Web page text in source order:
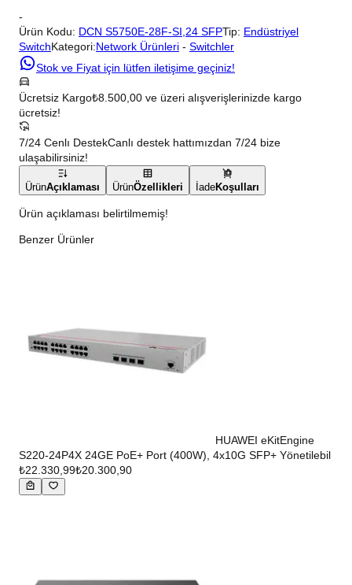
-
Ürün Kodu: DCN S5750E-28F-SI,24 SFPTip: Endüstriyel
SwitchKategori:Network Ürünleri - Switchler
Stok ve Fiyat için lütfen iletişime geçiniz!
Ücretsiz Kargo₺8.500,00 ve üzeri alışverişlerinizde kargo
ücretsiz!
7/24 Cenlı DestekCanlı destek hattımızdan 7/24 bize
ulaşabilirsiniz!
ÜrünAçıklaması ÜrünÖzellikleri İadeKoşulları
Ürün açıklaması belirtilmemiş!
Benzer Ürünler
HUAWEI eKitEngine
S220-24P4X 24GE PoE+ Port (400W), 4x10G SFP+ Yönetilebil
₺22.330,99₺20.300,90